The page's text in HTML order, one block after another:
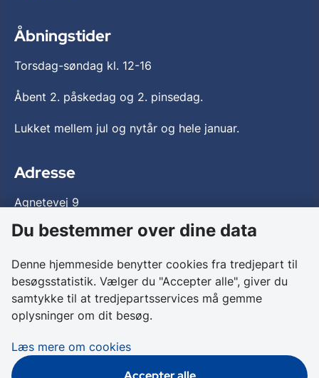
Åbningstider
Torsdag-søndag kl. 12-16
Åbent 2. påskedag og 2. pinsedag.
Lukket mellem jul og nytår og hele januar.
Adresse
Agnetevej 9
Entre og tilgængelighed
Entre
Der ergratisadgang til Flynderupgård.
Tilgængelighed
Du bestemmer over dine data
Denne hjemmeside benytter cookies fra tredjepart til
besøgsstatistik. Vælger du "Accepter alle", giver du
samtykke til at tredjepartsservices må gemme
oplysninger om dit besøg.
Læs mere om cookies